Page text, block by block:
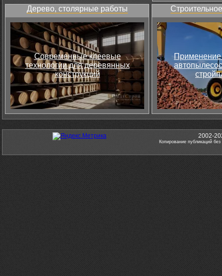
Дерево, столярные работы
Современные клеевые
технологии для деревянных
конструкций
Применение
2002-
Копирование публикаций